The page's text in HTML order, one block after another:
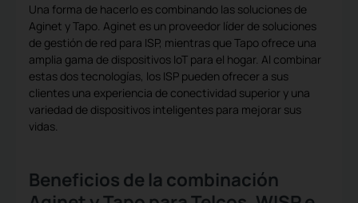
Una forma de hacerlo es combinando las soluciones de
Aginet y Tapo. Aginet es un proveedor líder de soluciones
de gestión de red para ISP, mientras que Tapo ofrece una
amplia gama de dispositivos IoT para el hogar. Al combinar
estas dos tecnologías, los ISP pueden ofrecer a sus
clientes una experiencia de conectividad superior y una
variedad de dispositivos inteligentes para mejorar sus
vidas.
Beneficios de la combinación